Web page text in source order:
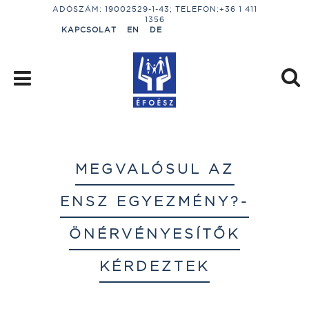
ADÓSZÁM: 19002529-1-43; TELEFON:+36 1 411
1356
KAPCSOLAT
EN DE
MEGVALÓSUL AZ
ENSZ EGYEZMÉNY?-
ÖNÉRVÉNYESÍTŐK
KÉRDEZTEK